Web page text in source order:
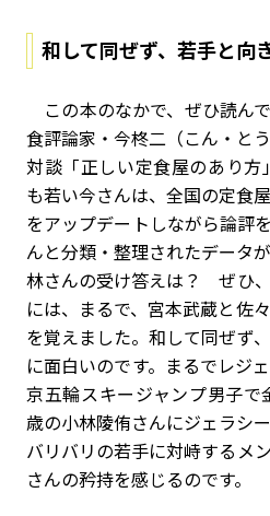
和して同ぜず、若手と向
この本のなかで、ぜひ読ん
食評論家・今柊二（こん・と
対談「正しい定食屋のあり
も若い今さんは、全国の定食
をアップデートしながら論評
んと分類・整理されたデータ
林さんの受け答えは――？ ぜひ
には、まるで、宮本武蔵と佐
を覚えました。和して同ぜず
に面白いのです。まるでレジ
京五輪スキージャンプ男子
歳の小林陵侑さんにジェラシ
バリバリの若手に対峙するメ
さんの矜持を感じるのです。